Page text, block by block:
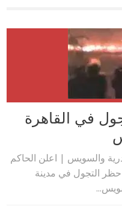
في القاهرة
والسويس | اعلن الحاكم
التجول في مدينة